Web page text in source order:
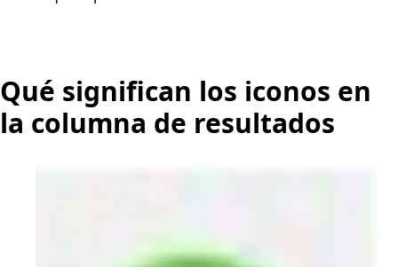
Qué significan los iconos en
la columna de resultados